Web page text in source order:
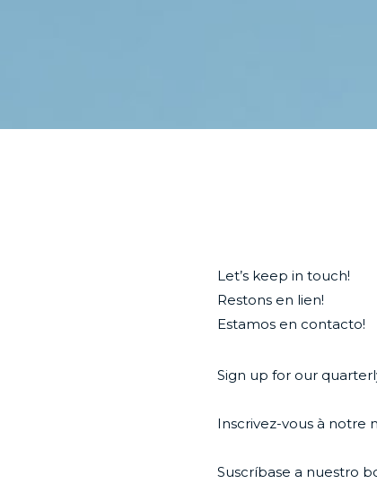
Let’s keep in touch!
Restons en lien!
Estamos en contacto!
Sign up for our
Inscrivez-vous à notre
Suscríbase a nuestro